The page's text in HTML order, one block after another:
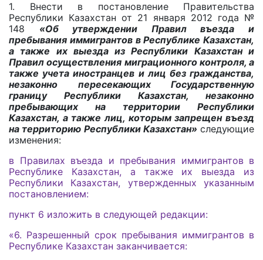
1. Внести в постановление Правительства
Республики Казахстан от 21 января 2012 года №
148 «Об утверждении Правил въезда и
пребывания иммигрантов в Республике Казахстан,
а также их выезда из Республики Казахстан и
Правил осуществления миграционного контроля, а
также учета иностранцев и лиц без гражданства,
незаконно пересекающих Государственную
границу Республики Казахстан, незаконно
пребывающих на территории Республики
Казахстан, а также лиц, которым запрещен въезд
на территорию Республики Казахстан» следующие
изменения:
в Правилах въезда и пребывания иммигрантов в
Республике Казахстан, а также их выезда из
Республики Казахстан, утвержденных указанным
постановлением:
пункт 6 изложить в следующей редакции:
«6. Разрешенный срок пребывания иммигрантов в
Республике Казахстан заканчивается: